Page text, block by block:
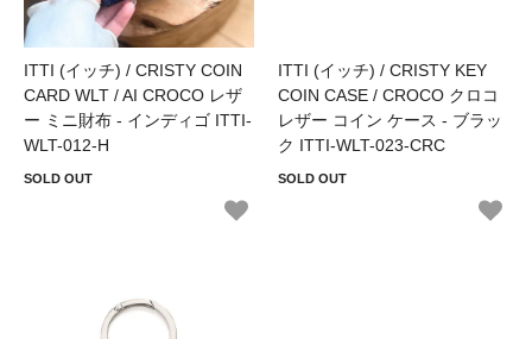
ITTI (イッチ) / CRISTY COIN
CARD WLT / AI CROCO レザ
ー ミニ財布 - インディゴ ITTI-
WLT-012-H
SOLD OUT
ITTI (イッチ) / CRISTY KEY
COIN CASE / CROCO クロコ
レザー コイン ケース - ブラッ
ク ITTI-WLT-023-CRC
SOLD OUT